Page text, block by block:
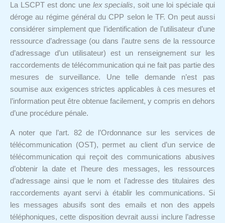
La LSCPT est donc une lex specialis, soit une loi spéciale qui
déroge au régime général du CPP selon le TF. On peut aussi
considérer simplement que l’identification de l’utilisateur d’une
ressource d’adressage (ou dans l’autre sens de la ressource
d’adressage d’un utilisateur) est un renseignement sur les
raccordements de télécommunication qui ne fait pas partie des
mesures de surveillance. Une telle demande n’est pas
soumise aux exigences strictes applicables à ces mesures et
l’information peut être obtenue facilement, y compris en dehors
d’une procédure pénale.
A noter que l’art. 82 de l’Ordonnance sur les services de
télécommunication (OST), permet au client d’un service de
télécommunication qui reçoit des communications abusives
d’obtenir la date et l’heure des messages, les ressources
d’adressage ainsi que le nom et l’adresse des titulaires des
raccordements ayant servi à établir les communications. Si
les messages abusifs sont des emails et non des appels
téléphoniques, cette disposition devrait aussi inclure l’adresse